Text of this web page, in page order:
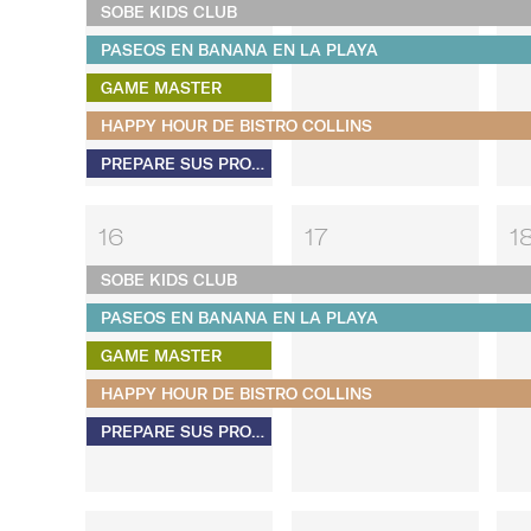
SOBE KIDS CLUB
PASEOS EN BANANA EN LA PLAYA
GAME MASTER
HAPPY HOUR DE BISTRO COLLINS
PREPARE SUS PROPIOS S'MORES
16
SOBE KIDS CLUB
PASEOS EN BANANA EN LA PLAYA
GAME MASTER
HAPPY HOUR DE BISTRO COLLINS
PREPARE SUS PROPIOS S'MORES
17